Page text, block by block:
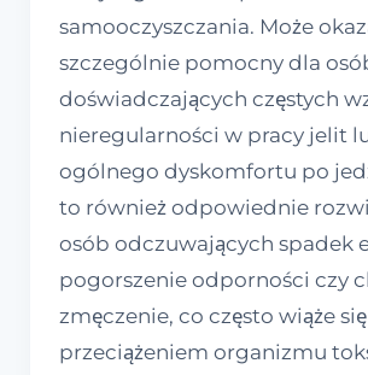
samooczyszczania. Może
szczególnie pomocny dla
doświadczających częstych
nieregularności w pracy jelit
ogólnego dyskomfortu po
to również odpowiednie
osób odczuwających spadek
pogorszenie odporności czy
zmęczenie, co często wiąże
przeciążeniem organizmu